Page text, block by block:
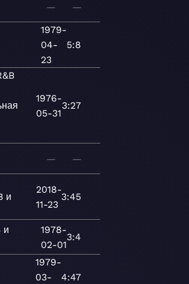
— —
1979-
04-
23
5:8
1976-
05-31
3:27
— —
и
2018-
11-23
3:45
и
1978-
02-01
3:4
1979-
03-
4:47